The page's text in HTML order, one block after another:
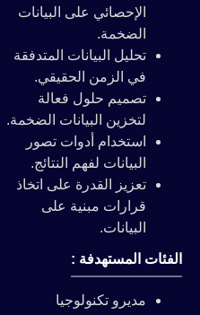
الإحصائي على البيانات
الضخمة.
تحليل البيانات المتدفقة
في الزمن الحقيقي.
تصميم حلول فعالة
لتخزين البيانات الضخمة.
استخدام أدوات تصور
البيانات لفهم النتائج.
تعزيز القدرة على اتخاذ
قرارات مبنية على
البيانات.
الفئات المستهدفة :
مديرو تكنولوجيا